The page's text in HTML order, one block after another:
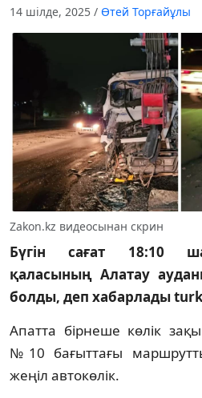
14 шілде, 2025 / Өтей Торғайұлы
Zakon.kz видеосынан скрин
Бүгін сағат 18:10
қаласының Алатау
болды, деп хабарлады
Апатта бірнеше көлік
№10 бағыттағы
жеңіл автокөлік.